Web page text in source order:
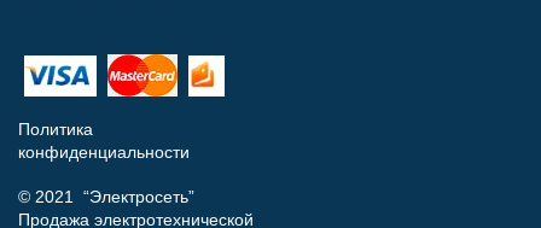
Политика
конфиденциальности
© 2021 “Электросеть”
Продажа электротехнической